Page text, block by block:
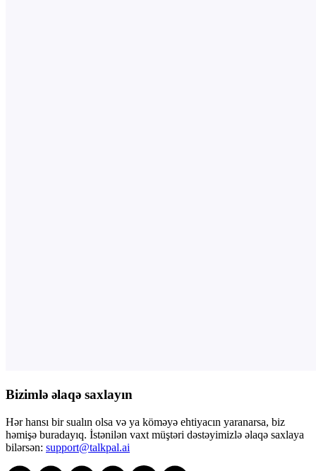
Bizimlə əlaqə saxlayın
Hər hansı bir sualın olsa və ya köməyə ehtiyacın yaranarsa, biz
həmişə buradayıq. İstənilən vaxt müştəri dəstəyimizlə əlaqə saxlaya
bilərsən: support@talkpal.ai